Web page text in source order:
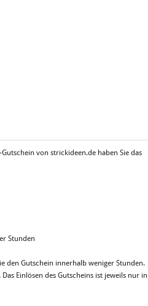
von strickideen.de haben Sie das
Stunden
den Gutschein innerhalb weniger Stunden.
Einlösen des Gutscheins ist jeweils nur in